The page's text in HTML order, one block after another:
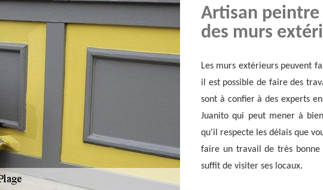
Artisan
des murs
Les murs extérieurs peuvent
il est possible de faire des
sont à confier à des experts
Juanito qui peut mener à
qu'il respecte les délais que
faire un travail de très bonne
suffit de visiter ses locaux.